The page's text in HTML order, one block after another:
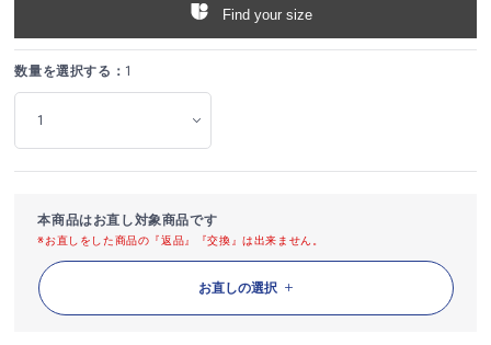
Find your size
数量を選択する： 1
本商品はお直し対象商品です
※お直しをした商品の『返品』『交換』は出来ません。
お直しの選択